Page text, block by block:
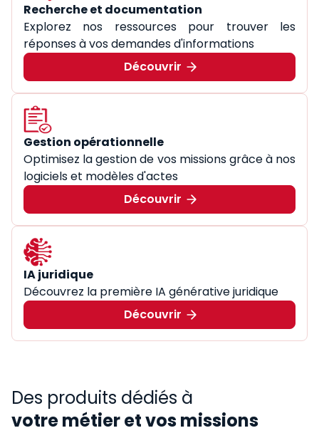
Recherche et documentation
Explorez nos ressources pour trouver les
réponses à vos demandes d'informations
Découvrir
Gestion opérationnelle
Optimisez la gestion de vos missions grâce à nos
logiciels et modèles d'actes
Découvrir
IA juridique
Découvrez la première IA générative juridique
Découvrir
Des produits dédiés à
votre métier et vos missions